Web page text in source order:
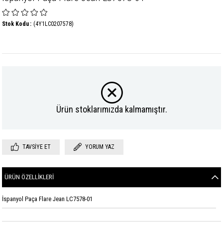
(4Y1LC0207578)
Stok Kodu
Ürün stoklarımızda kalmamıştır.
TAVSIYE ET YORUM YAZ
ÜRÜN ÖZELLIKLERI
İspanyol Paça Flare Jean LC7578-01